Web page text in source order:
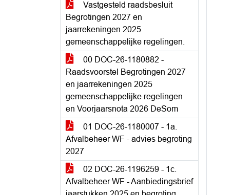
Vastgesteld raadsbesluit
Begrotingen 2027 en
jaarrekeningen 2025
gemeenschappelijke regelingen.
00 DOC-26-1180882 -
Raadsvoorstel Begrotingen 2027
en jaarrekeningen 2025
gemeenschappelijke regelingen
en Voorjaarsnota 2026 DeSom
01 DOC-26-1180007 - 1a.
Afvalbeheer WF - advies begroting
2027
02 DOC-26-1196259 - 1c.
Afvalbeheer WF - Aanbiedingsbrief